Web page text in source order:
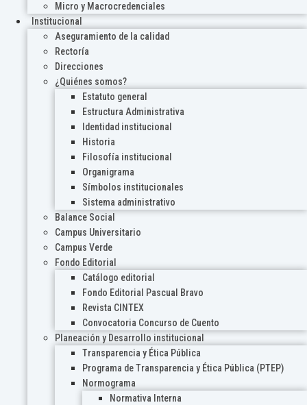
Micro y Macrocredenciales
Institucional
Aseguramiento de la calidad
Rectoría
Direcciones
¿Quiénes somos?
Estatuto general
Estructura Administrativa
Identidad institucional
Historia
Filosofía institucional
Organigrama
Símbolos institucionales
Sistema administrativo
Balance Social
Campus Universitario
Campus Verde
Fondo Editorial
Catálogo editorial
Fondo Editorial Pascual Bravo
Revista CINTEX
Convocatoria Concurso de Cuento
Planeación y Desarrollo institucional
Transparencia y Ética Pública
Programa de Transparencia y Ética Pública (PTEP)
Normograma
Normativa Interna